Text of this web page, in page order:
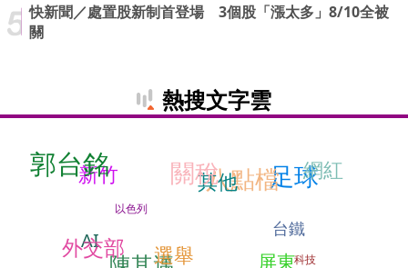
快新聞／處置股新制首登場 3個股「漲太多」8/10全被
關
熱搜文字雲
新竹
AI
屏東
選舉
以色列
足球
八點檔
台鐵
其他
外交部
關稅 網紅
郭台銘
科技